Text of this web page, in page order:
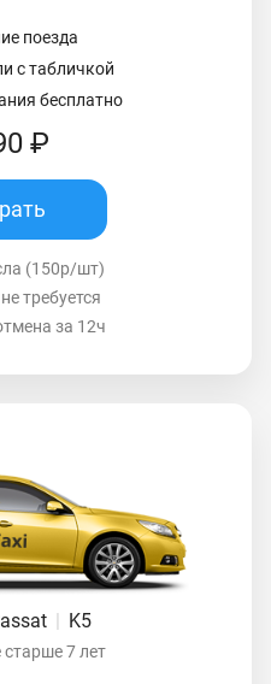
поезда
с табличкой
бесплатно
₽
(150р/шт)
требуется
за 12ч
K5
7 лет